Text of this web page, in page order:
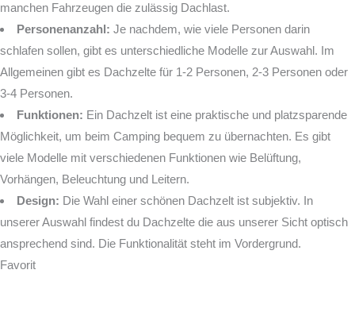
manchen Fahrzeugen die zulässig Dachlast.
Personenanzahl: Je nachdem, wie viele Personen darin
schlafen sollen, gibt es unterschiedliche Modelle zur Auswahl. Im
Allgemeinen gibt es Dachzelte für 1-2 Personen, 2-3 Personen oder
3-4 Personen.
Funktionen: Ein Dachzelt ist eine praktische und platzsparende
Möglichkeit, um beim Camping bequem zu übernachten. Es gibt
viele Modelle mit verschiedenen Funktionen wie Belüftung,
Vorhängen, Beleuchtung und Leitern.
Design: Die Wahl einer schönen Dachzelt ist subjektiv. In
unserer Auswahl findest du Dachzelte die aus unserer Sicht optisch
ansprechend sind. Die Funktionalität steht im Vordergrund.
Favorit